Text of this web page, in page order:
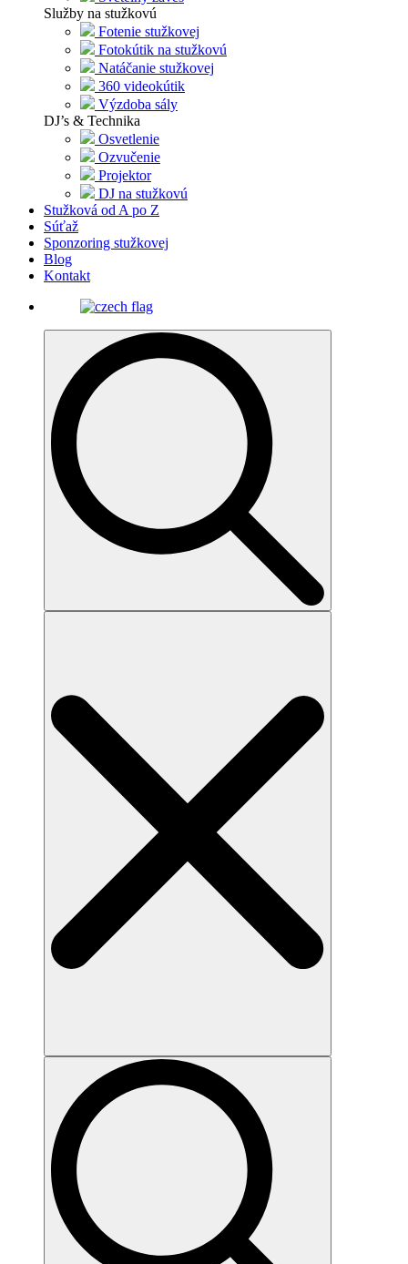
Služby na stužkovú
Fotenie stužkovej
Fotokútik na stužkovú
Natáčanie stužkovej
360 videokútik
Výzdoba sály
DJ’s & Technika
Osvetlenie
Ozvučenie
Projektor
DJ na stužkovú
Stužková od A po Z
Súťaž
Sponzoring stužkovej
Blog
Kontakt
Search